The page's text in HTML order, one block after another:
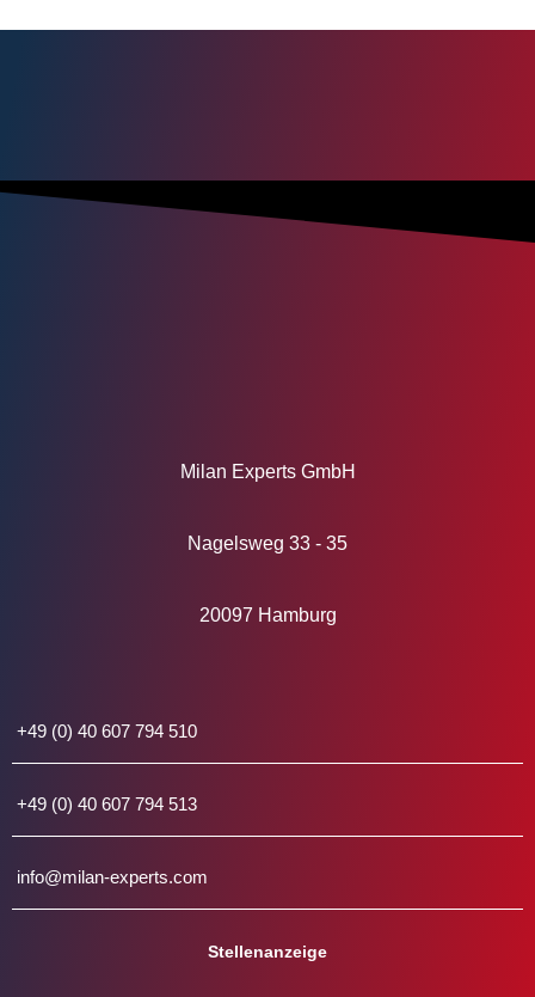
Milan Experts GmbH
Nagelsweg 33 - 35
20097 Hamburg
+49 (0) 40 607 794 510
+49 (0) 40 607 794 513
info@milan-experts.com
Stellenanzeige